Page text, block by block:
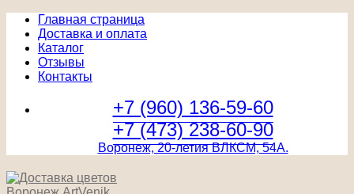
Главная страница
Доставка и оплата
Каталог
Отзывы
Контакты
+7 (960) 136-59-60
+7 (473) 238-60-90
Воронеж, 20-летия ВЛКСМ, 54А.